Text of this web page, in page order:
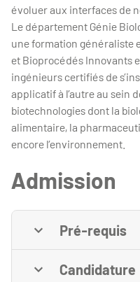
évoluer aux interfaces de
Le département Génie
une formation généraliste
et Bioprocédés Innovants
ingénieurs certifiés de
applicatif à l’autre au sein
biotechnologies dont la
alimentaire, la
encore l’environnement.
Admission
Pré-requis
Candidature